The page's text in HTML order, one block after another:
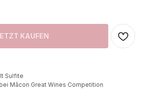
KAUFEN
Sulfite
Mâcon Great Wines Competition